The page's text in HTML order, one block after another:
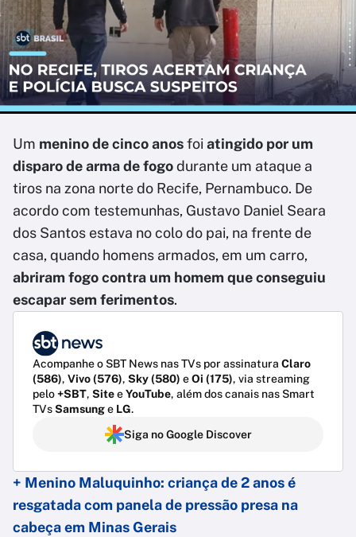
Um menino de cinco anosfoi atingido por um
disparo de arma de fogodurante um ataque a
tiros na zona norte do Recife, Pernambuco. De
acordo com testemunhas, Gustavo Daniel Seara
dos Santos estava no colo do pai, na frente de
casa, quando homens armados, em um carro,
abriram fogo contra um homem que conseguiu
escapar sem ferimentos.
Acompanhe o SBT News nas TVs por assinatura Claro
(586), Vivo (576), Sky (580) eOi (175), via streaming
pelo+SBT, SiteeYouTube, além dos canais nas Smart
TVsSamsunge LG.
Siga no Google Discover
+ Menino Maluquinho: criança de 2 anos é
resgatada com panela de pressão presa na
cabeça em Minas Gerais